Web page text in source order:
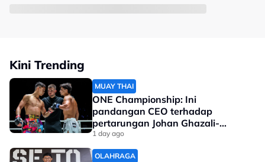
Kini Trending
MUAY THAI
ONE Championship: Ini
pandangan CEO terhadap
pertarungan Johan Ghazali-
Ramadan Ondash
1 day ago
OLAHRAGA